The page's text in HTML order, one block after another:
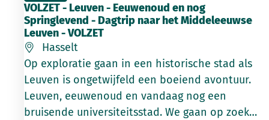
VOLZET - Leuven - Eeuwenoud en nog
Springlevend - Dagtrip naar het Middeleeuwse
Leuven - VOLZET
Hasselt
Op exploratie gaan in een historische stad als
Leuven is ongetwijfeld een boeiend avontuur.
Leuven, eeuwenoud en vandaag nog een
bruisende universiteitsstad. We gaan op zoek